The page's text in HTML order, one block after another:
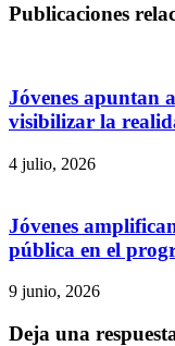
Publicaciones
Jóvenes apuntan
visibilizar la
4 julio, 2026
Jóvenes
pública en el
9 junio, 2026
Deja una